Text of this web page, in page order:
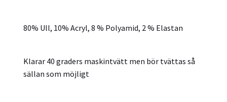
80% Ull, 10% Acryl, 8 % Polyamid, 2 % Elastan
Klarar 40 graders maskintvätt men bör tvättas så
sällan som möjligt